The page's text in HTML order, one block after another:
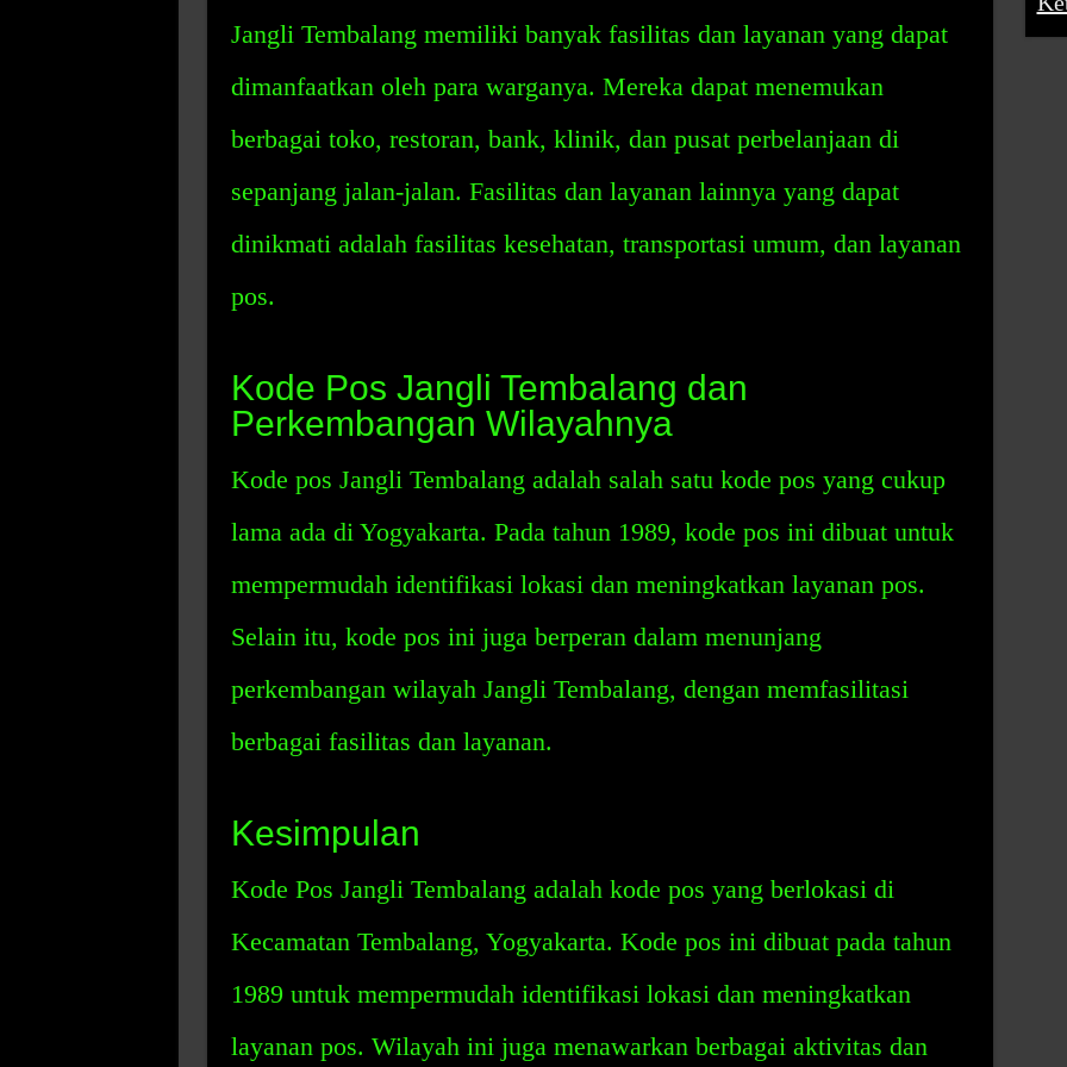
Jangli Tembalang memiliki banyak fasilitas dan layanan yang dapat
dimanfaatkan oleh para warganya. Mereka dapat menemukan
berbagai toko, restoran, bank, klinik, dan pusat perbelanjaan di
sepanjang jalan-jalan. Fasilitas dan layanan lainnya yang dapat
dinikmati adalah fasilitas kesehatan, transportasi umum, dan layanan
pos.
Kode Pos Jangli Tembalang dan
Perkembangan Wilayahnya
Kode pos Jangli Tembalang adalah salah satu kode pos yang cukup
lama ada di Yogyakarta. Pada tahun 1989, kode pos ini dibuat untuk
mempermudah identifikasi lokasi dan meningkatkan layanan pos.
Selain itu, kode pos ini juga berperan dalam menunjang
perkembangan wilayah Jangli Tembalang, dengan memfasilitasi
berbagai fasilitas dan layanan.
Kesimpulan
Kode Pos Jangli Tembalang adalah kode pos yang berlokasi di
Kecamatan Tembalang, Yogyakarta. Kode pos ini dibuat pada tahun
1989 untuk mempermudah identifikasi lokasi dan meningkatkan
layanan pos. Wilayah ini juga menawarkan berbagai aktivitas dan